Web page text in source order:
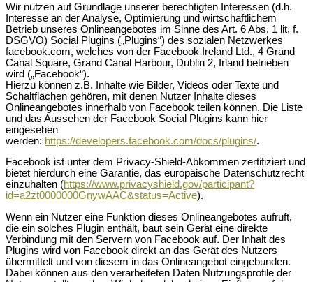
Wir nutzen auf Grundlage unserer berechtigten Interessen (d.h.
Interesse an der Analyse, Optimierung und wirtschaftlichem
Betrieb unseres Onlineangebotes im Sinne des Art. 6 Abs. 1 lit. f.
DSGVO) Social Plugins („Plugins“) des sozialen Netzwerkes
facebook.com, welches von der Facebook Ireland Ltd., 4 Grand
Canal Square, Grand Canal Harbour, Dublin 2, Irland betrieben
wird („Facebook“).
Hierzu können z.B. Inhalte wie Bilder, Videos oder Texte und
Schaltflächen gehören, mit denen Nutzer Inhalte dieses
Onlineangebotes innerhalb von Facebook teilen können. Die Liste
und das Aussehen der Facebook Social Plugins kann hier
eingesehen
werden: https://developers.facebook.com/docs/plugins/.
Facebook ist unter dem Privacy-Shield-Abkommen zertifiziert und
bietet hierdurch eine Garantie, das europäische Datenschutzrecht
einzuhalten (https://www.privacyshield.gov/participant?
id=a2zt0000000GnywAAC&status=Active).
Wenn ein Nutzer eine Funktion dieses Onlineangebotes aufruft,
die ein solches Plugin enthält, baut sein Gerät eine direkte
Verbindung mit den Servern von Facebook auf. Der Inhalt des
Plugins wird von Facebook direkt an das Gerät des Nutzers
übermittelt und von diesem in das Onlineangebot eingebunden.
Dabei können aus den verarbeiteten Daten Nutzungsprofile der